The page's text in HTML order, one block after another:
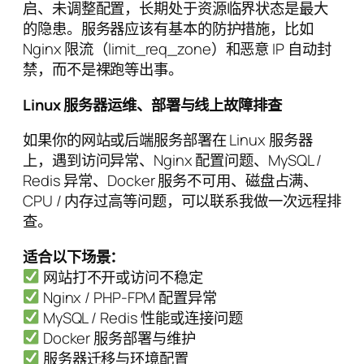
启、未调整配置，长期处于资源临界状态是最大
的隐患。服务器应该有基本的防护措施，比如
Nginx 限流（limit_req_zone）和恶意 IP 自动封
禁，而不是裸跑等出事。
Linux 服务器运维、部署与线上故障排查
如果你的网站或后端服务部署在 Linux 服务器
上，遇到访问异常、Nginx 配置问题、MySQL /
Redis 异常、Docker 服务不可用、磁盘占满、
CPU / 内存过高等问题，可以联系我做一次远程排
查。
适合以下场景：
网站打不开或访问不稳定
Nginx / PHP-FPM 配置异常
MySQL / Redis 性能或连接问题
Docker 服务部署与维护
服务器迁移与环境配置